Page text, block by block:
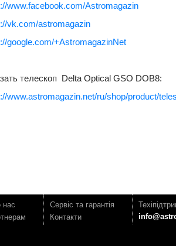
www.facebook.com/Astromagazin
vk.com/astromagazin
google.com/+AstromagazinNet
телескоп Delta Optical GSO DOB8:
www.astromagazin.net/ru/shop/product/
нас
Сервіс та гарантія
Контакти